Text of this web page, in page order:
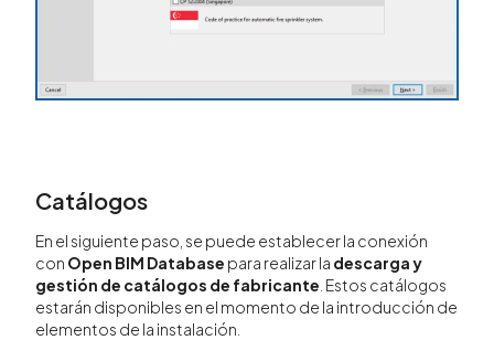
Catálogos
En el siguiente paso, se puede establecer la conexión
con Open BIM Database para realizar la descarga y
gestión de catálogos de fabricante . Estos catálogos
estarán disponibles en el momento de la introducción de
elementos de la instalación.